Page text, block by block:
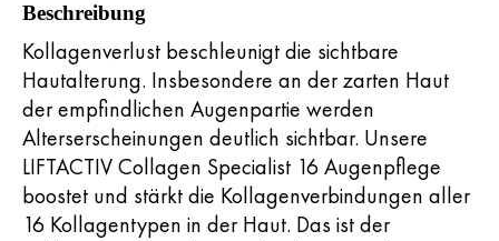
Beschreibung
Kollagenverlust beschleunigt die sichtbare
Hautalterung. Insbesondere an der zarten Haut
der empfindlichen Augenpartie werden
Alterserscheinungen deutlich sichtbar. Unsere
LIFTACTIV Collagen Specialist 16 Augenpflege
boostet und stärkt die Kollagenverbindungen aller
16 Kollagentypen in der Haut. Das ist der